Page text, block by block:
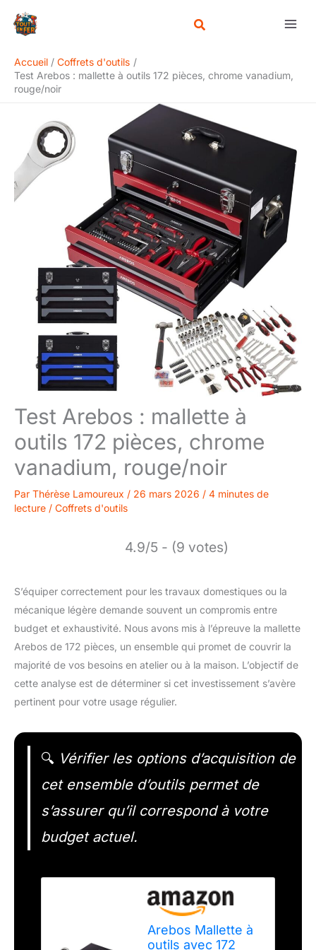
Accueil
Coffrets d'outils
Test Arebos : mallette à outils 172 pièces, chrome vanadium,
rouge/noir
Test Arebos : mallette à
outils 172 pièces, chrome
vanadium, rouge/noir
Par Thérèse Lamoureux / 26 mars 2026 / 4 minutes de
lecture / Coffrets d'outils
4.9/5 - (9 votes)
S’équiper correctement pour les travaux domestiques ou la
mécanique légère demande souvent un compromis entre
budget et exhaustivité. Nous avons mis à l’épreuve la mallette
Arebos de 172 pièces, un ensemble qui promet de couvrir la
majorité de vos besoins en atelier ou à la maison. L’objectif de
cette analyse est de déterminer si cet investissement s’avère
pertinent pour votre usage régulier.
🔍 Vérifier les options d’acquisition de
cet ensemble d’outils permet de
s’assurer qu’il correspond à votre
budget actuel.
Arebos Mallette à
outils avec 172